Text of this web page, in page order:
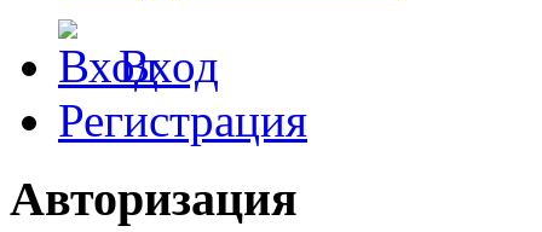
Вход
Регистрация
Авторизация